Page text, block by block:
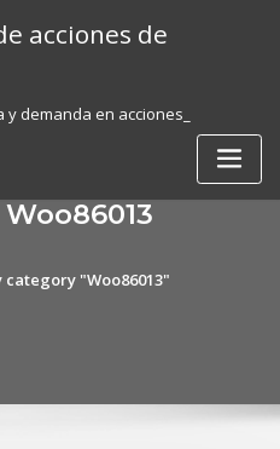
acciones de
demanda en acciones_
category "Woo86013"